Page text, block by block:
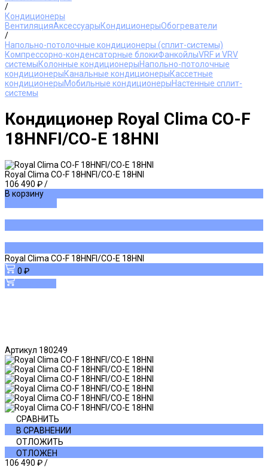
/
Кондиционеры
ВентиляцияАксессуарыКондиционерыОбогреватели
/
Напольно-потолочные кондиционеры (сплит-системы)
Компрессорно-конденсаторные блокиФанкойлыVRF и VRV
системыКолонные кондиционерыНапольно-потолочные
кондиционерыКанальные кондиционерыКассетные
кондиционерыМобильные кондиционерыНастенные сплит-
системы
Кондиционер Royal Clima CO-F
18HNFI/CO-E 18HNI
Royal Clima CO-F 18HNFI/CO-E 18HNI
106 490 ₽/
В корзину
Royal Clima CO-F 18HNFI/CO-E 18HNI
0 ₽
Артикул 180249
СРАВНИТЬ
В СРАВНЕНИИ
ОТЛОЖИТЬ
ОТЛОЖЕН
106 490 ₽/